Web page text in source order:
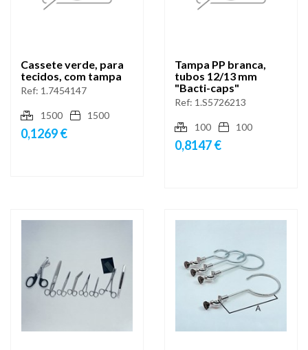
Cassete verde, para
tecidos, com tampa
Ref: 1.7454147
1500 1500
0,1269 €
Tampa PP branca,
tubos 12/13 mm
"Bacti-caps"
Ref: 1.S5726213
100 100
0,8147 €